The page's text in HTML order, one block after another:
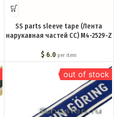
SS parts sleeve tape (Лента
нарукавная частей СС) M4-2529-Z
$ 6.0 per item
out of stock